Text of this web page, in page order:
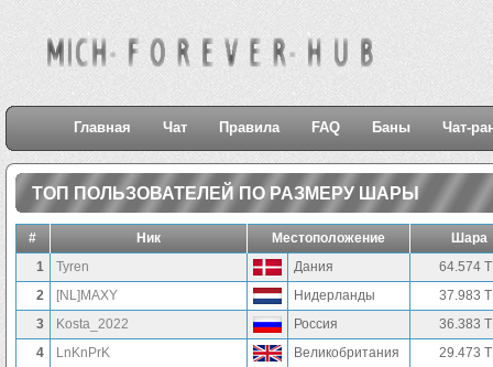
Главная Чат Правила FAQ Баны Чат-
ТОП ПОЛЬЗОВАТЕЛЕЙ ПО РАЗМЕРУ ШАРЫ
# Ник Местоположение
Шара
1
Tyren Дания
64.574
2
[NL]MAXY Нидерланды
37.983
3
Kosta_2022 Россия
36.383
4
LnKnPrK Великобритания
29.473